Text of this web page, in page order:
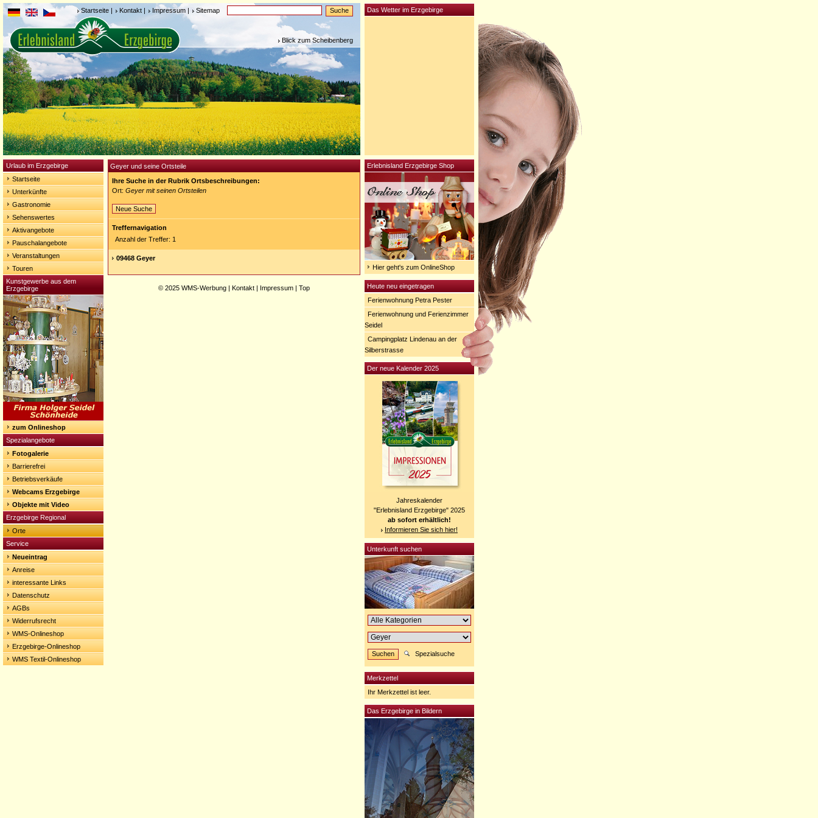
Startseite | Kontakt | Impressum | Sitemap
Blick zum Scheibenberg
Urlaub im Erzgebirge
Startseite
Unterkünfte
Gastronomie
Sehenswertes
Aktivangebote
Pauschalangebote
Veranstaltungen
Touren
Kunstgewerbe aus dem
Erzgebirge
zum Onlineshop
Spezialangebote
Fotogalerie
Barrierefrei
Betriebsverkäufe
Webcams Erzgebirge
Objekte mit Video
Erzgebirge Regional
Orte
Service
Neueintrag
Anreise
interessante Links
Datenschutz
AGBs
Widerrufsrecht
WMS-Onlineshop
Erzgebirge-Onlineshop
WMS Textil-Onlineshop
Geyer und seine Ortsteile
Ihre Suche in der Rubrik Ortsbeschreibungen:
Ort: Geyer mit seinen Ortsteilen
Neue Suche
Treffernavigation
Anzahl der Treffer: 1
09468 Geyer
© 2025 WMS-Werbung | Kontakt | Impressum | Top
Erlebnisland Erzgebirge Shop
Hier geht's zum OnlineShop
Heute neu eingetragen
Ferienwohnung Petra Pester
Ferienwohnung und Ferienzimmer
Seidel
Campingplatz Lindenau an der
Silberstrasse
Der neue Kalender 2025
Jahreskalender
"Erlebnisland Erzgebirge" 2025
ab sofort erhältlich!
Informieren Sie sich hier!
Unterkunft suchen
Spezialsuche
Merkzettel
Ihr Merkzettel ist leer.
Das Erzgebirge in Bildern
Das Wetter im Erzgebirge